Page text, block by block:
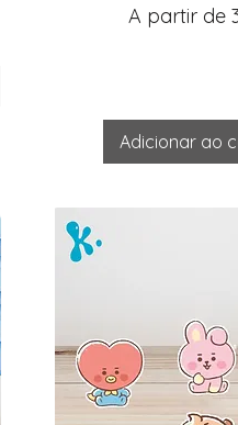
A partir de
Preço
Adicionar ao